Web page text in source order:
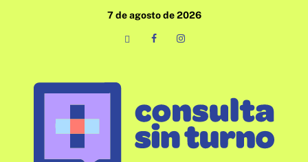
7 de agosto de 2026